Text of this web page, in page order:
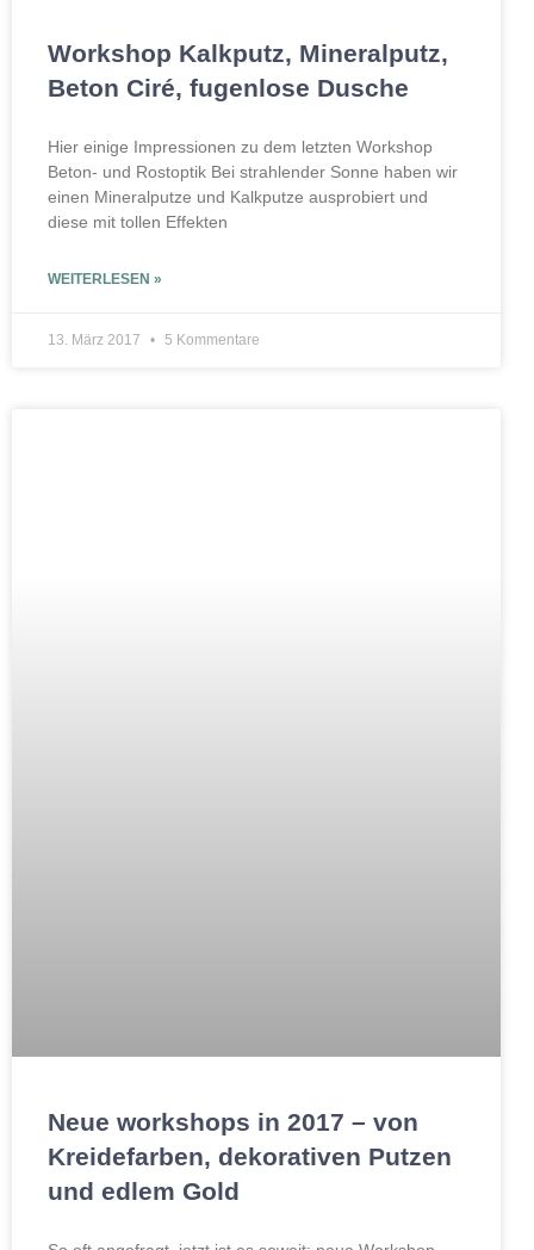
Workshop Kalkputz, Mineralputz,
Beton Ciré, fugenlose Dusche
Hier einige Impressionen zu dem letzten Workshop
Beton- und Rostoptik Bei strahlender Sonne haben wir
einen Mineralputze und Kalkputze ausprobiert und
diese mit tollen Effekten
WEITERLESEN »
13. März 2017 5 Kommentare
Neue workshops in 2017 – von
Kreidefarben, dekorativen Putzen
und edlem Gold